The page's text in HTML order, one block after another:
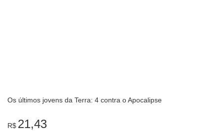
Os últimos jovens da Terra: 4 contra o Apocalipse
R$ 21,43